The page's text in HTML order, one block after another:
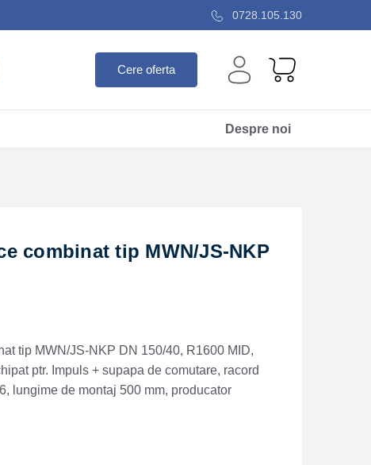
0728.105.130
Cere oferta
Despre noi
combinat tip MWN/JS-NKP
tip MWN/JS-NKP DN 150/40, R1600 MID,
ptr. Impuls + supapa de comutare, racord
lungime de montaj 500 mm, producator